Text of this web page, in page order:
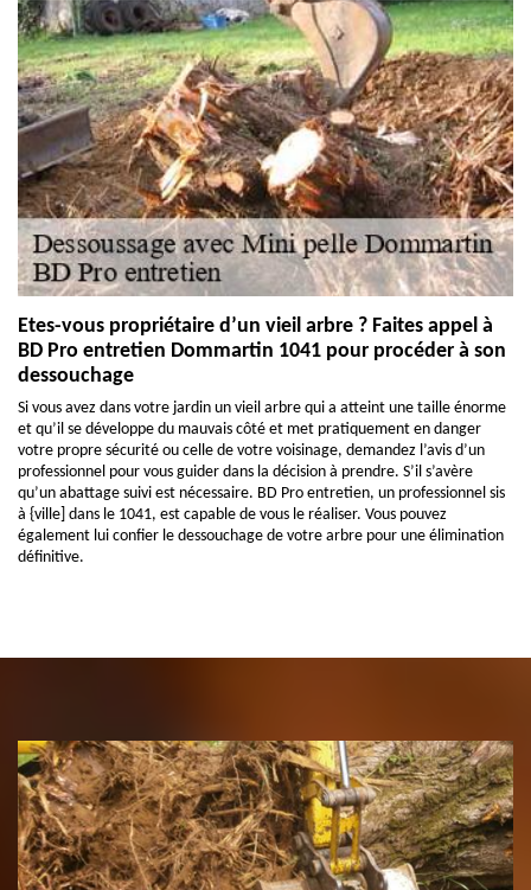
Etes-vous propriétaire d’un vieil arbre ? Faites appel à
BD Pro entretien Dommartin 1041 pour procéder à son
dessouchage
Si vous avez dans votre jardin un vieil arbre qui a atteint une taille énorme
et qu’il se développe du mauvais côté et met pratiquement en danger
votre propre sécurité ou celle de votre voisinage, demandez l’avis d’un
professionnel pour vous guider dans la décision à prendre. S’il s’avère
qu’un abattage suivi est nécessaire. BD Pro entretien, un professionnel sis
à {ville] dans le 1041, est capable de vous le réaliser. Vous pouvez
également lui confier le dessouchage de votre arbre pour une élimination
définitive.